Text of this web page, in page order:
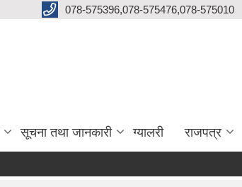
078-575396,078-575476,078-575010
सूचना तथा जानकारी ग्यालरी राजपत्र